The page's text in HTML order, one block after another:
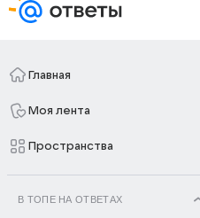
Главная
Моя лента
Пространства
В ТОПЕ НА ОТВЕТАХ